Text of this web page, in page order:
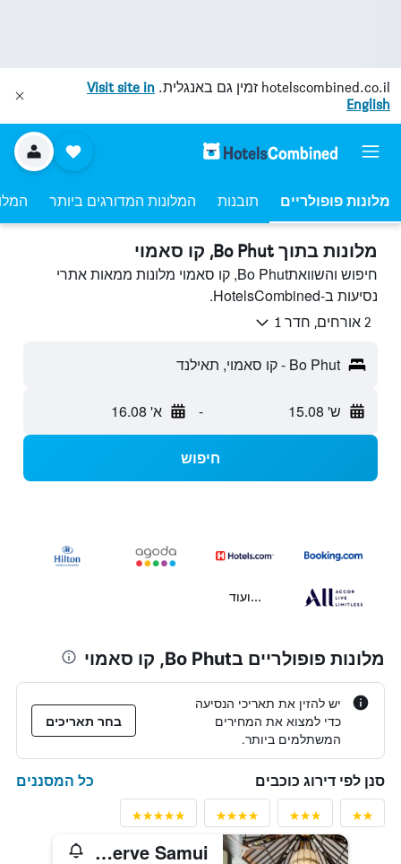
hotelscombined.co.il זמין גם באנגלית. Visit site in
English
מלונות פופולריים תובנות המלונות המדורגים ביותר
מלונות בתוך Bo Phut, קו סאמוי
חיפוש והשוואתBo Phut, קו סאמוי מלונות ממאות אתרי
נסיעות ב-HotelsCombined.
2 אורחים, חדר 1
Bo Phut - קו סאמוי, תאילנד
ש' 15.08 - א' 16.08
חיפוש
...ועוד
מלונות פופולריים בBo Phut, קו סאמוי
יש להזין את תאריכי הנסיעה
כדי למצוא את המחירים
המשתלמים ביותר.
בחר תאריכים
סנן לפי דירוג כוכבים כל המסננים
Centara Reserve Samui